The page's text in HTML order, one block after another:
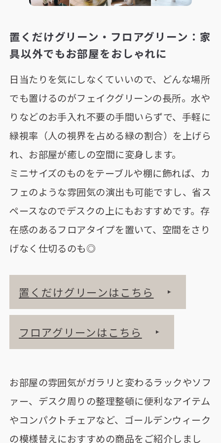
置くだけグリーン・フロアグリーン：家
具以外でもお部屋をおしゃれに
日当たりを気にしなくていいので、どんな場所
でも置けるのがフェイクグリーンの長所。水や
りなどのお手入れ不要の手間いらずで、手軽に
緑視率（人の視界を占める緑の割合）を上げら
れ、お部屋が癒しの空間に変身します。
ミニサイズのものをテーブルや棚に飾れば、カ
フェのような雰囲気の演出も可能ですし、省ス
ペースなのでデスクの上にもおすすめです。存
在感のあるフロアタイプを置いて、空間をさり
げなく仕切るのも◎
置くだけグリーンはこちら
フロアグリーンはこちら
お部屋の雰囲気がガラリと変わるラックやソフ
ァー、デスク周りの整理整頓に便利なアイテム
やコンパクトチェアなど、ゴールデンウィーク
の模様替えにおすすめの商品をご紹介しまし